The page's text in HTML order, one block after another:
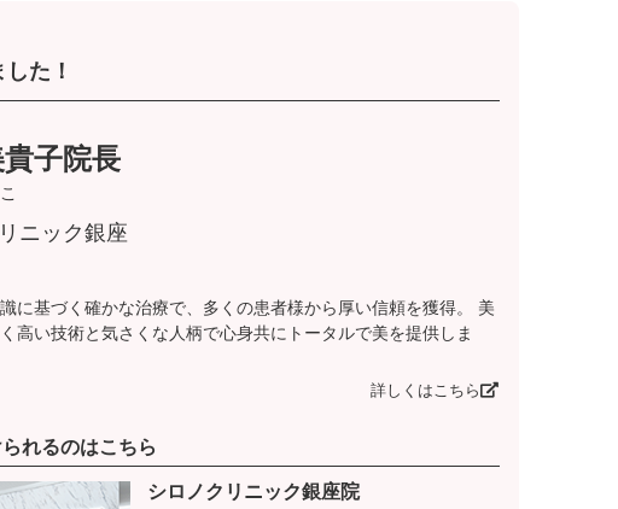
た！
子院長
ニック銀座
に基づく確かな治療で、多くの患者様から厚い信頼を獲得。 美
高い技術と気さくな人柄で心身共にトータルで美を提供しま
詳しくはこちら
れるのはこちら
シロノクリニック銀座院